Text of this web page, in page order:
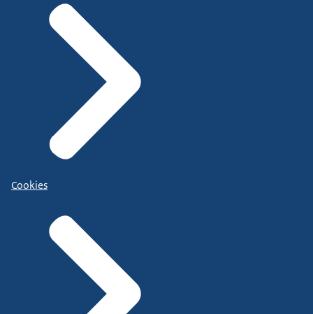
Cookies